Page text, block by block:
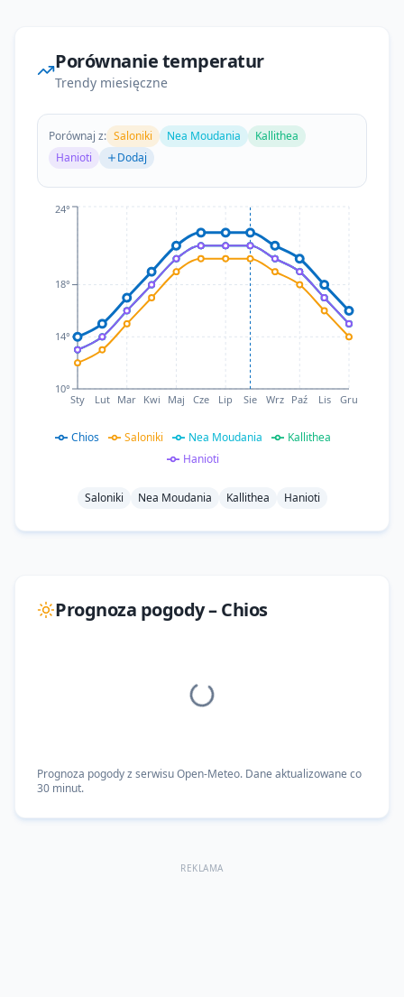
Porównanie temperatur
Trendy miesięczne
Porównaj z: Saloniki Nea Moudania
Kallithea
Hanioti
Dodaj
Sty Lut Mar Kwi Maj Cze Lip Sie Wrz Paź Lis Gru
10°
14°
18°
24°
Chios Saloniki Nea Moudania
Kallithea
Hanioti
Saloniki Nea Moudania Kallithea Hanioti
Prognoza pogody –Chios
Prognoza pogody z serwisu Open-Meteo. Dane aktualizowane co
30 minut.
REKLAMA